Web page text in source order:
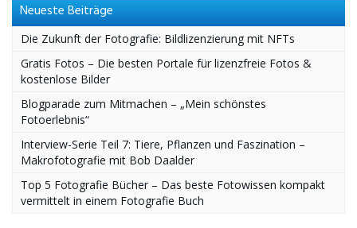
Neueste Beiträge
Die Zukunft der Fotografie: Bildlizenzierung mit NFTs
Gratis Fotos – Die besten Portale für lizenzfreie Fotos &
kostenlose Bilder
Blogparade zum Mitmachen – „Mein schönstes
Fotoerlebnis“
Interview-Serie Teil 7: Tiere, Pflanzen und Faszination –
Makrofotografie mit Bob Daalder
Top 5 Fotografie Bücher – Das beste Fotowissen kompakt
vermittelt in einem Fotografie Buch